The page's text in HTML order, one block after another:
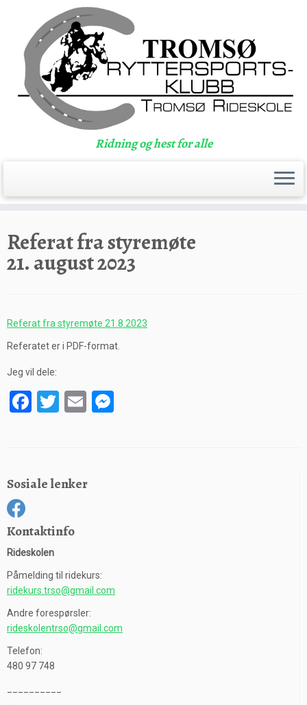
content
Ridning og hest for alle
Referat fra styremøte
21. august 2023
Referat fra styremøte 21.8.2023
Referatet er i PDF-format.
Jeg vil dele:
Facebook
Twitter
Email
Sosiale lenker
Kontaktinfo
Rideskolen
Påmelding til ridekurs:
ridekurs.trso@gmail.com
Andre forespørsler:
rideskolentrso@gmail.com
Telefon:
480 97 748